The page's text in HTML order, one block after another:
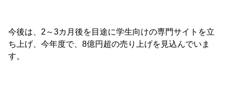
今後は、2～3カ月後を目途に学生向けの専門サイトを立
ち上げ、今年度で、8億円超の売り上げを見込んでいま
す。